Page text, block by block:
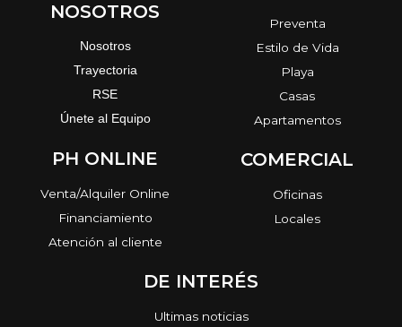
NOSOTROS
Nosotros
Trayectoria
RSE
Únete al Equipo
PH ONLINE
Venta/Alquiler Online
Financiamiento
Atención al cliente
Preventa
Estilo de Vida
Playa
Casas
Apartamentos
COMERCIAL
Oficinas
Locales
DE INTERÉS
Ultimas noticias